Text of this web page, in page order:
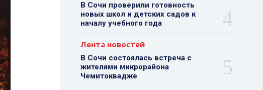
В Сочи проверили готовность
новых школ и детских садов к
началу учебного года
Лента новостей
В Сочи состоялась встреча с
жителями микрорайона
Чемитоквадже